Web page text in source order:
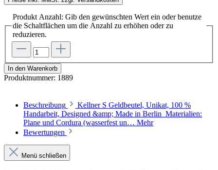
Produkt Anzahl: Gib den gewünschten Wert ein oder benutze
die Schaltflächen um die Anzahl zu erhöhen oder zu
reduzieren.
In den Warenkorb
Produktnummer: 1889
Beschreibung
Kellner S Geldbeutel, Unikat, 100 %
Handarbeit, Designed &amp; Made in Berlin Materialien:
Plane und Cordura (wasserfest un… Mehr
Bewertungen
Menü schließen